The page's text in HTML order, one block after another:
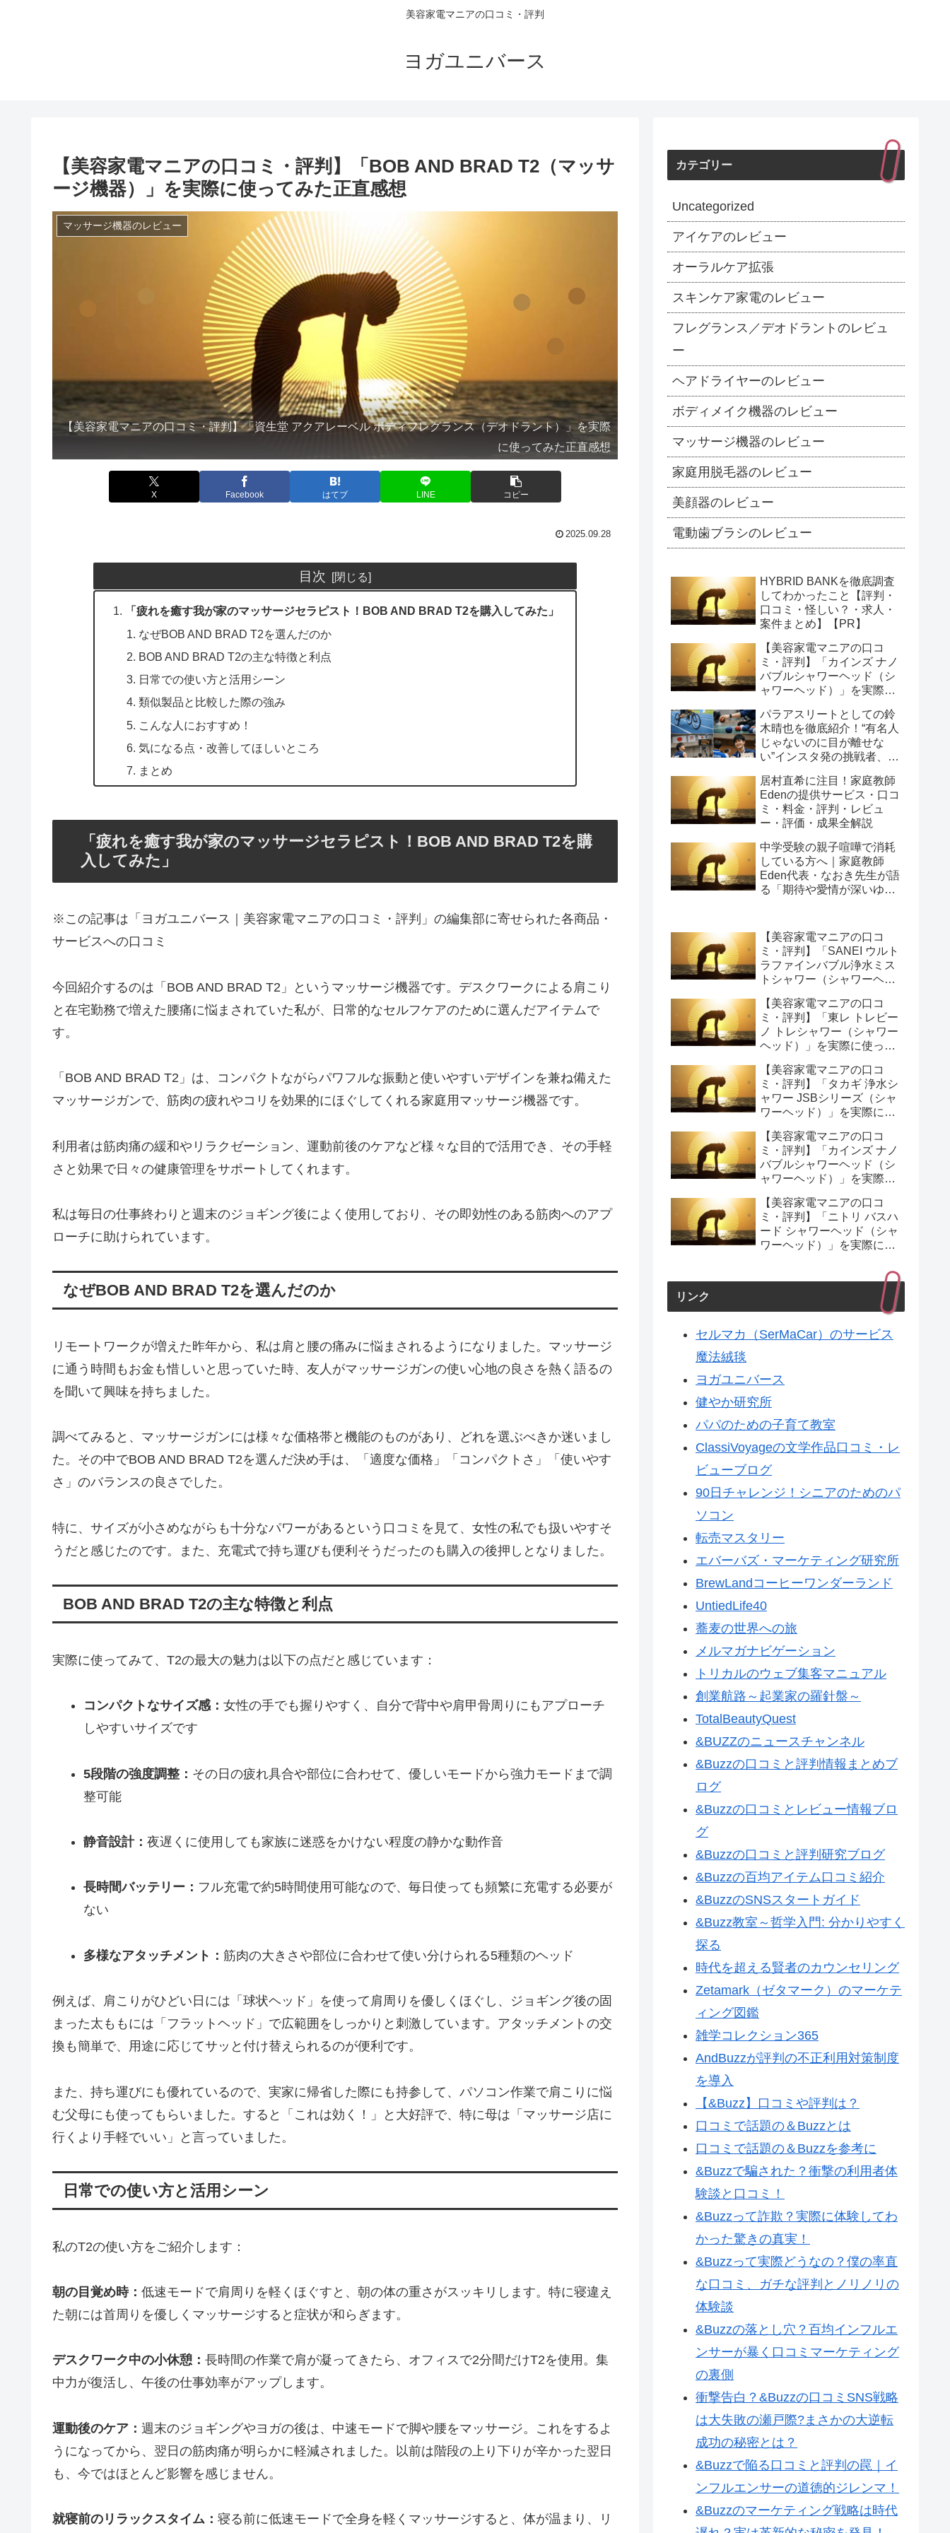
美容家電マニアの口コミ・評判
ヨガユニバース
【美容家電マニアの口コミ・評判】「BOB AND BRAD T2（マッサ
ージ機器）」を実際に使ってみた正直感想
マッサージ機器のレビュー
【美容家電マニアの口コミ・評判】「資生堂 アクアレーベル ボディフレグランス（デオドラント）」を実際
に使ってみた正直感想
X Facebook はてブ LINE コピー
2025.09.28
目次
「疲れを癒す我が家のマッサージセラピスト！BOB AND BRAD T2を購入してみた」
なぜBOB AND BRAD T2を選んだのか
BOB AND BRAD T2の主な特徴と利点
日常での使い方と活用シーン
類似製品と比較した際の強み
こんな人におすすめ！
気になる点・改善してほしいところ
まとめ
「疲れを癒す我が家のマッサージセラピスト！BOB AND BRAD T2を購
入してみた」
※この記事は「ヨガユニバース｜美容家電マニアの口コミ・評判」の編集部に寄せられた各商品・
サービスへの口コミ
今回紹介するのは「BOB AND BRAD T2」というマッサージ機器です。デスクワークによる肩こり
と在宅勤務で増えた腰痛に悩まされていた私が、日常的なセルフケアのために選んだアイテムで
す。
「BOB AND BRAD T2」は、コンパクトながらパワフルな振動と使いやすいデザインを兼ね備えた
マッサージガンで、筋肉の疲れやコリを効果的にほぐしてくれる家庭用マッサージ機器です。
利用者は筋肉痛の緩和やリラクゼーション、運動前後のケアなど様々な目的で活用でき、その手軽
さと効果で日々の健康管理をサポートしてくれます。
私は毎日の仕事終わりと週末のジョギング後によく使用しており、その即効性のある筋肉へのアプ
ローチに助けられています。
なぜBOB AND BRAD T2を選んだのか
リモートワークが増えた昨年から、私は肩と腰の痛みに悩まされるようになりました。マッサージ
に通う時間もお金も惜しいと思っていた時、友人がマッサージガンの使い心地の良さを熱く語るの
を聞いて興味を持ちました。
調べてみると、マッサージガンには様々な価格帯と機能のものがあり、どれを選ぶべきか迷いまし
た。その中でBOB AND BRAD T2を選んだ決め手は、「適度な価格」「コンパクトさ」「使いやす
さ」のバランスの良さでした。
特に、サイズが小さめながらも十分なパワーがあるという口コミを見て、女性の私でも扱いやすそ
うだと感じたのです。また、充電式で持ち運びも便利そうだったのも購入の後押しとなりました。
BOB AND BRAD T2の主な特徴と利点
実際に使ってみて、T2の最大の魅力は以下の点だと感じています：
コンパクトなサイズ感： 女性の手でも握りやすく、自分で背中や肩甲骨周りにもアプローチ
しやすいサイズです
5段階の強度調整： その日の疲れ具合や部位に合わせて、優しいモードから強力モードまで調
整可能
静音設計： 夜遅くに使用しても家族に迷惑をかけない程度の静かな動作音
長時間バッテリー： フル充電で約5時間使用可能なので、毎日使っても頻繁に充電する必要が
ない
多様なアタッチメント： 筋肉の大きさや部位に合わせて使い分けられる5種類のヘッド
例えば、肩こりがひどい日には「球状ヘッド」を使って肩周りを優しくほぐし、ジョギング後の固
まった太ももには「フラットヘッド」で広範囲をしっかりと刺激しています。アタッチメントの交
換も簡単で、用途に応じてサッと付け替えられるのが便利です。
また、持ち運びにも優れているので、実家に帰省した際にも持参して、パソコン作業で肩こりに悩
む父母にも使ってもらいました。すると「これは効く！」と大好評で、特に母は「マッサージ店に
行くより手軽でいい」と言っていました。
日常での使い方と活用シーン
私のT2の使い方をご紹介します：
朝の目覚め時： 低速モードで肩周りを軽くほぐすと、朝の体の重さがスッキリします。特に寝違え
た朝には首周りを優しくマッサージすると症状が和らぎます。
デスクワーク中の小休憩： 長時間の作業で肩が凝ってきたら、オフィスで2分間だけT2を使用。集
中力が復活し、午後の仕事効率がアップします。
運動後のケア： 週末のジョギングやヨガの後は、中速モードで脚や腰をマッサージ。これをするよ
うになってから、翌日の筋肉痛が明らかに軽減されました。以前は階段の上り下りが辛かった翌日
も、今ではほとんど影響を感じません。
就寝前のリラックスタイム： 寝る前に低速モードで全身を軽くマッサージすると、体が温まり、リ
カテゴリー
Uncategorized
アイケアのレビュー
オーラルケア拡張
スキンケア家電のレビュー
フレグランス／デオドラントのレビュ
ー
ヘアドライヤーのレビュー
ボディメイク機器のレビュー
マッサージ機器のレビュー
家庭用脱毛器のレビュー
美顔器のレビュー
電動歯ブラシのレビュー
HYBRID BANKを徹底調査
してわかったこと【評判・
口コミ・怪しい？・求人・
案件まとめ】【PR】
【美容家電マニアの口コ
ミ・評判】「カインズ ナノ
バブルシャワーヘッド（シ
ャワーヘッド）」を実際に
パラアスリートとしての鈴
木晴也を徹底紹介！“有名人
じゃないのに目が離せな
い”インスタ発の挑戦者、そ
を長めに追います
居村直希に注目！家庭教師
Edenの提供サービス・口コ
ミ・料金・評判・レビュ
ー・評価・成果全解説
中学受験の親子喧嘩で消耗
している方へ｜家庭教師
Eden代表・なおき先生が語
る「期待や愛情が深いゆえ
いう選び方
【美容家電マニアの口コ
ミ・評判】「SANEI ウルト
ラファインバブル浄水ミス
トシャワー（シャワーヘッ
正直感想
【美容家電マニアの口コ
ミ・評判】「東レ トレビー
ノ トレシャワー（シャワー
ヘッド）」を実際に使って
【美容家電マニアの口コ
ミ・評判】「タカギ 浄水シ
ャワー JSBシリーズ（シャ
ワーヘッド）」を実際に使
【美容家電マニアの口コ
ミ・評判】「カインズ ナノ
バブルシャワーヘッド（シ
ャワーヘッド）」を実際に
【美容家電マニアの口コ
ミ・評判】「ニトリ バスハ
ード シャワーヘッド（シャ
ワーヘッド）」を実際に使
リンク
セルマカ（SerMaCar）のサービス
魔法絨毯
ヨガユニバース
健やか研究所
パパのための子育て教室
ClassiVoyageの文学作品口コミ・レ
ビューブログ
90日チャレンジ！シニアのためのパ
ソコン
転売マスタリー
エバーバズ・マーケティング研究所
BrewLandコーヒーワンダーランド
UntiedLife40
蕎麦の世界への旅
メルマガナビゲーション
トリカルのウェブ集客マニュアル
創業航路～起業家の羅針盤～
TotalBeautyQuest
&BUZZのニュースチャンネル
&Buzzの口コミと評判情報まとめブ
ログ
&Buzzの口コミとレビュー情報ブロ
グ
&Buzzの口コミと評判研究ブログ
&Buzzの百均アイテム口コミ紹介
&BuzzのSNSスタートガイド
&Buzz教室～哲学入門: 分かりやすく
探る
時代を超える賢者のカウンセリング
Zetamark（ゼタマーク）のマーケテ
ィング図鑑
雑学コレクション365
AndBuzzが評判の不正利用対策制度
を導入
【&Buzz】口コミや評判は？
口コミで話題の＆Buzzとは
口コミで話題の＆Buzzを参考に
&Buzzで騙された？衝撃の利用者体
験談と口コミ！
&Buzzって詐欺？実際に体験してわ
かった驚きの真実！
&Buzzって実際どうなの？僕の率直
な口コミ、ガチな評判とノリノリの
体験談
&Buzzの落とし穴？百均インフルエ
ンサーが暴く口コミマーケティング
の裏側
衝撃告白？&Buzzの口コミSNS戦略
は大失敗の瀬戸際?まさかの大逆転
成功の秘密とは？
&Buzzで陥る口コミと評判の罠｜イ
ンフルエンサーの道徳的ジレンマ！
&Buzzのマーケティング戦略は時代